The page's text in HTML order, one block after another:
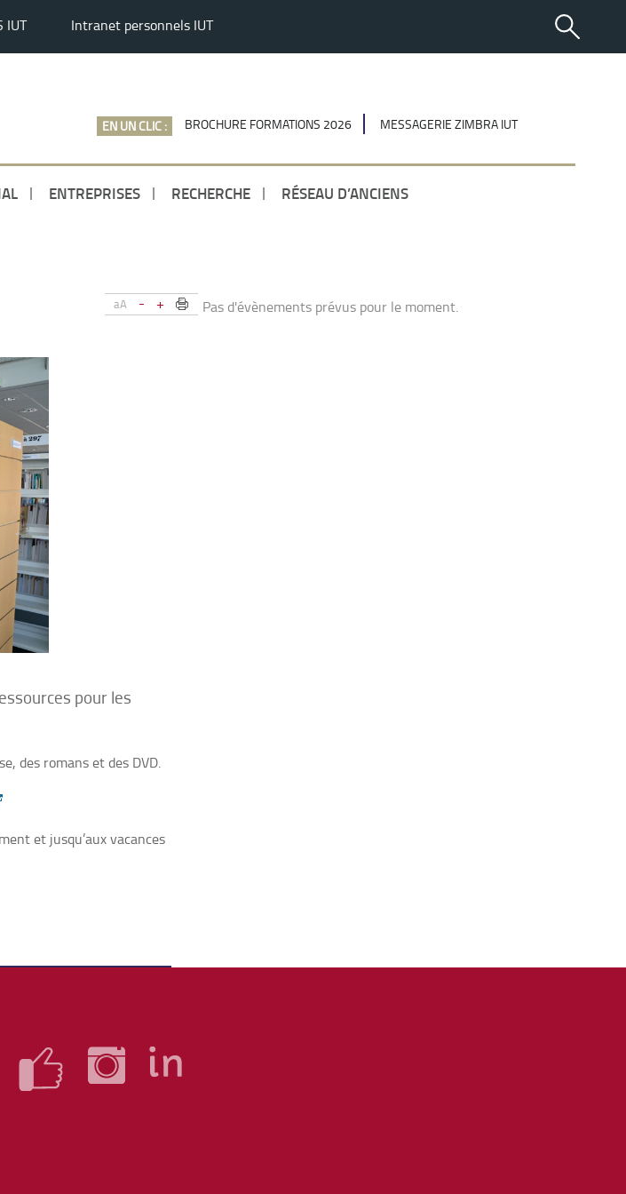
IUT Intranet personnels IUT
EN UN CLIC : BROCHURE FORMATIONS 2026 MESSAGERIE ZIMBRA IUT
ENTREPRISES RECHERCHE RÉSEAU D’ANCIENS
aA - +
pour les
des romans et des DVD.
et jusqu’aux vacances
Pas d'évènements prévus pour le moment.